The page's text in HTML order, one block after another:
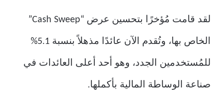
لقد قامت مُؤخرًا بتحسين عرض “Cash Sweep”
الخاص بها، وتُقدم الآن عائدًا مذهلاً بنسبة 5.1%
للمُستخدمين الجدد، وهو أحد أعلى العائدات في
صناعة الوساطة المالية بأكملها.